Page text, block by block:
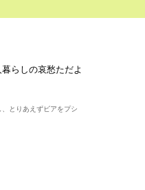
らしの哀愁ただよ
とりあえずビアをプシ